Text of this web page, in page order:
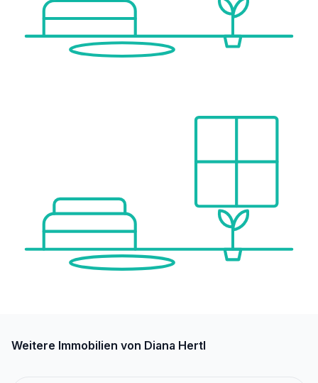
Weitere Immobilien von Diana Hertl